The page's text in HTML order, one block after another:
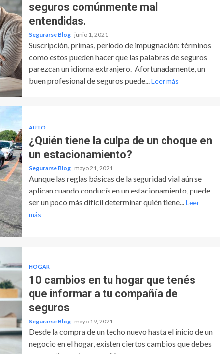
seguros comúnmente mal
entendidas.
Segurarse Blog junio 1, 2021
Suscripción, primas, período de impugnación: términos
como estos pueden hacer que las palabras de seguros
parezcan un idioma extranjero. Afortunadamente, un
buen profesional de seguros puede... Leer más
AUTO
¿Quién tiene la culpa de un choque en
un estacionamiento?
Segurarse Blog mayo 21, 2021
Aunque las reglas básicas de la seguridad vial aún se
aplican cuando conducís en un estacionamiento, puede
ser un poco más difícil determinar quién tiene... Leer
más
HOGAR
10 cambios en tu hogar que tenés
que informar a tu compañía de
seguros
Segurarse Blog mayo 19, 2021
Desde la compra de un techo nuevo hasta el inicio de un
negocio en el hogar, existen ciertos cambios que debes